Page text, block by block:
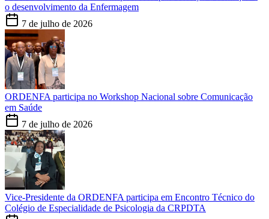
o desenvolvimento da Enfermagem
7 de julho de 2026
ORDENFA participa no Workshop Nacional sobre Comunicação
em Saúde
7 de julho de 2026
Vice-Presidente da ORDENFA participa em Encontro Técnico do
Colégio de Especialidade de Psicologia da CRPDTA